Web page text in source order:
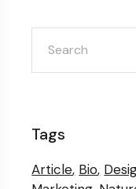
search
for:
Tags
Article Bio